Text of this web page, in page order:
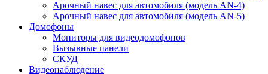
Арочный навес для автомобиля (модель AN-4)
Арочный навес для автомобиля (модель AN-5)
Домофоны
Мониторы для видеодомофонов
Вызывные панели
СКУД
Видеонаблюдение